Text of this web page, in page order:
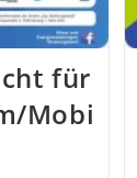
für
Mobi